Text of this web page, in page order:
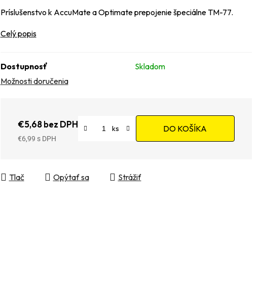
Príslušenstvo k AccuMate a Optimate prepojenie špeciálne TM-77.
Celý popis
Dostupnosť
Skladom
Možnosti doručenia
€5,68 bez DPH
€6,99
DO KOŠÍKA
Tlač Opýtať sa Strážiť